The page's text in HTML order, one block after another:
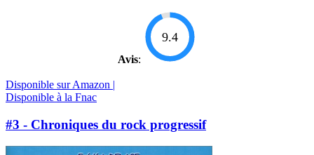
Avis:
9.4
Disponible sur Amazon |
Disponible à la Fnac
#3 - Chroniques du rock progressif